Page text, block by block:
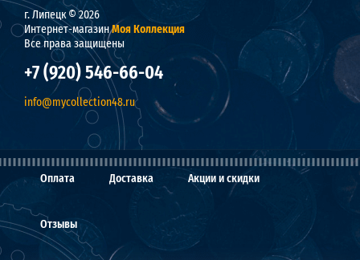
г. Липецк © 2026
Интернет-магазинМоя Коллекция
Все права защищены
+7 (920) 546-66-04
info@mycollection48.ru
Оплата Доставка Акции и скидки
Отзывы